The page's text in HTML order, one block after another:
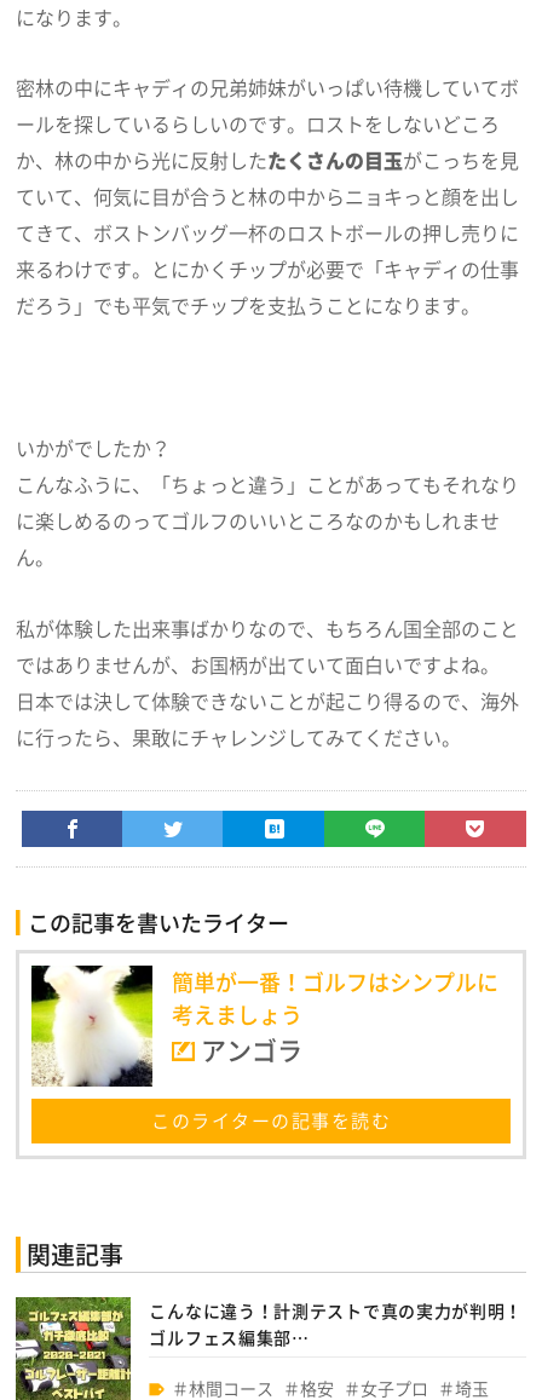
になります。
密林の中にキャディの兄弟姉妹がいっぱい待機していてボ
ールを探しているらしいのです。ロストをしないどころ
か、林の中から光に反射したたくさんの目玉がこっちを見
ていて、何気に目が合うと林の中からニョキっと顔を出し
てきて、ボストンバッグ一杯のロストボールの押し売りに
来るわけです。とにかくチップが必要で「キャディの仕事
だろう」でも平気でチップを支払うことになります。
いかがでしたか？
こんなふうに、「ちょっと違う」ことがあってもそれなり
に楽しめるのってゴルフのいいところなのかもしれませ
ん。
私が体験した出来事ばかりなので、もちろん国全部のこと
ではありませんが、お国柄が出ていて面白いですよね。
日本では決して体験できないことが起こり得るので、海外
に行ったら、果敢にチャレンジしてみてください。
この記事を書いたライター
簡単が一番！ゴルフはシンプルに
考えましょう
アンゴラ
このライターの記事を読む
関連記事
こんなに違う！計測テストで真の実力が判明！
ゴルフェス編集部…
林間コース 格安 女子プロ
埼玉